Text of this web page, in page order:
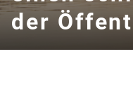
der